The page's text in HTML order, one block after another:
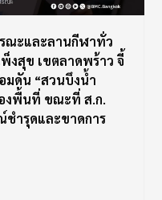
ณะและลานกีฬาทั่ว
งสุข เขตลาดพร้าว จี้
มดัน “สวนบึงน้ำ
งพื้นที่ ขณะที่ ส.ก.
ำรุดและขาดการ